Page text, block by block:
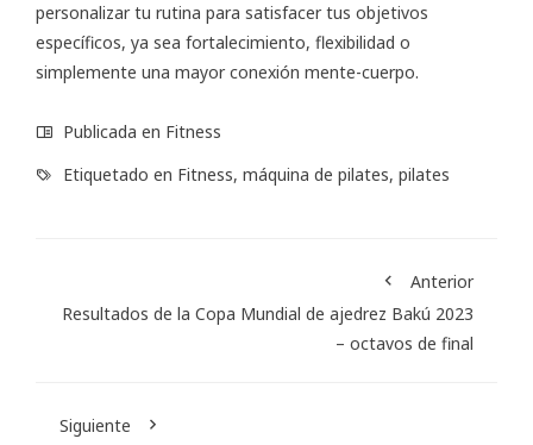
personalizar tu rutina para satisfacer tus objetivos
específicos, ya sea fortalecimiento, flexibilidad o
simplemente una mayor conexión mente-cuerpo.
Publicada en Fitness
Etiquetado en Fitness, máquina de pilates, pilates
Anterior
Resultados de la Copa Mundial de ajedrez Bakú 2023
– octavos de final
Siguiente